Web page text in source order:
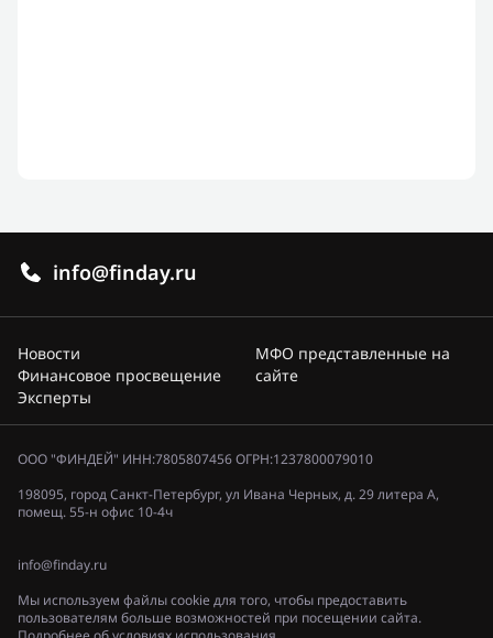
info@finday.ru
Новости
Финансовое просвещение
Эксперты
МФО представленные на
сайте
ООО "ФИНДЕЙ" ИНН:7805807456 ОГРН:1237800079010
198095, город Санкт-Петербург, ул Ивана Черных, д. 29 литера А,
помещ. 55-н офис 10-4ч
info@finday.ru
Мы используем файлы cookie для того, чтобы предоставить
пользователям больше возможностей при посещении сайта.